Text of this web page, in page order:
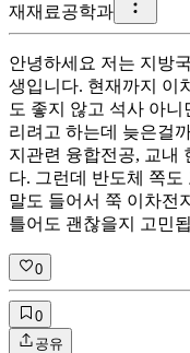
재재료공학과
안녕하세요 저는 지방
생입니다. 현재까지 이
도 좋지 않고 석사 아
리려고 하는데 늦은걸
지관련 융합전공, 교내
다. 그런데 반도체 쪽
말도 들어서 쭉 이차전
틀어도 괜찮을지 고민
0
0
공유